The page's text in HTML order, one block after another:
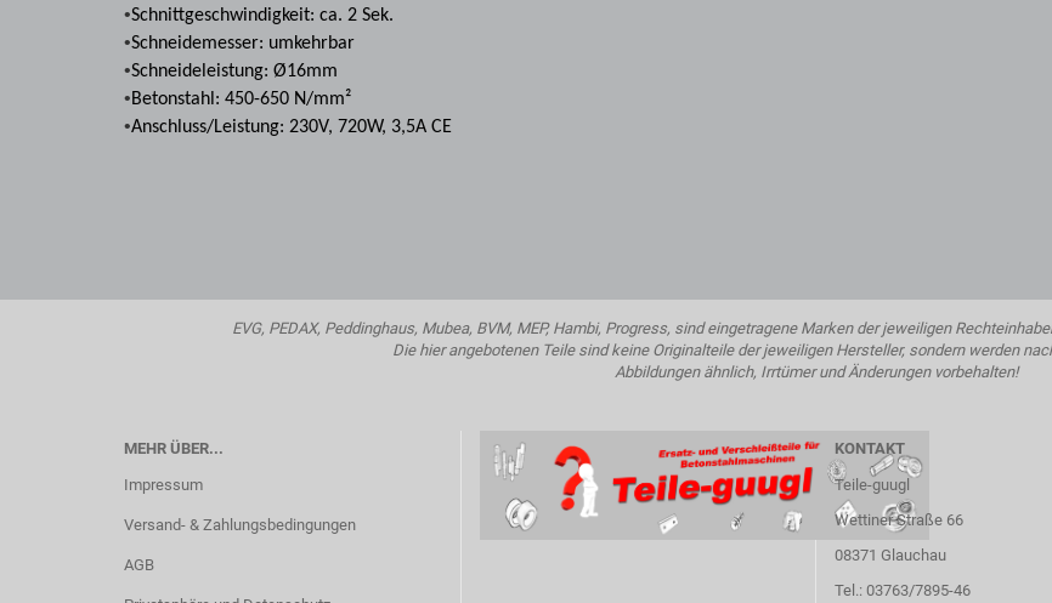
•Schnittgeschwindigkeit: ca. 2 Sek.
•Schneidemesser: umkehrbar
•Schneideleistung: Ø16mm
•Betonstahl: 450-650 N/mm²
•Anschluss/Leistung: 230V, 720W, 3,5A CE
EVG, PEDAX, Peddinghaus, Mubea, BVM, MEP, Hambi, Progress, sind eingetragene Marken der jeweiligen
Die hier angebotenen Teile sind keine Originalteile der jeweiligen Hersteller, sondern werden
Abbildungen ähnlich, Irrtümer und Änderungen vorbehalten!
MEHR ÜBER...
Impressum
Versand- & Zahlungsbedingungen
AGB
KONTAKT
Teile-guugl
Wettiner Straße 66
08371 Glauchau
Tel.: 03763/7895-46